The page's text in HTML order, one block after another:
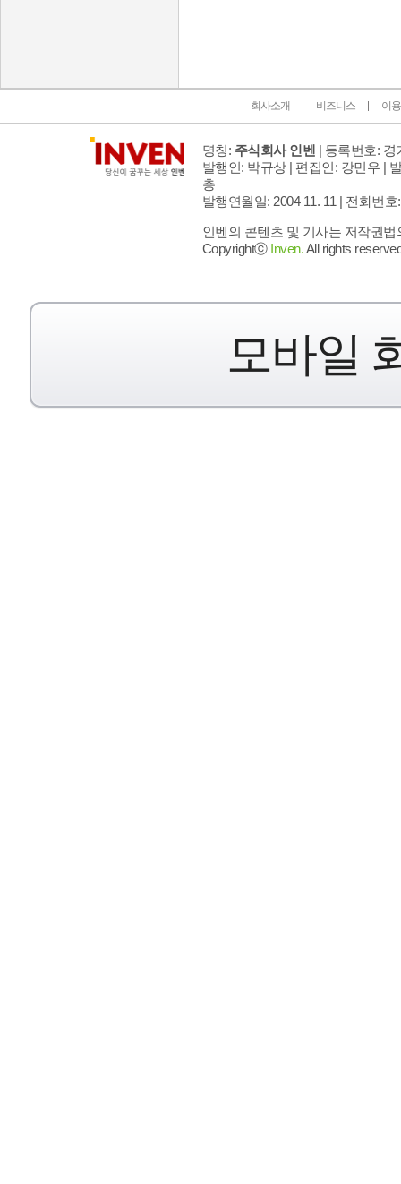
회사소개 비즈니스 이
명칭: 주식회사 인벤 | 등록번호: 경
발행인: 박규상 | 편집인: 강민우 |
층
발행연월일: 2004 11. 11 | 전화번호
인벤의 콘텐츠 및 기사는 저작권
Copyrightⓒ Inven.All rights
모바일